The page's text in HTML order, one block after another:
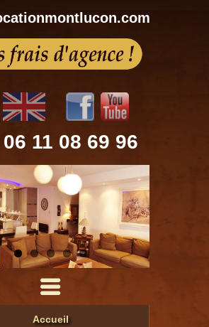
11 08 69 96
Accueil